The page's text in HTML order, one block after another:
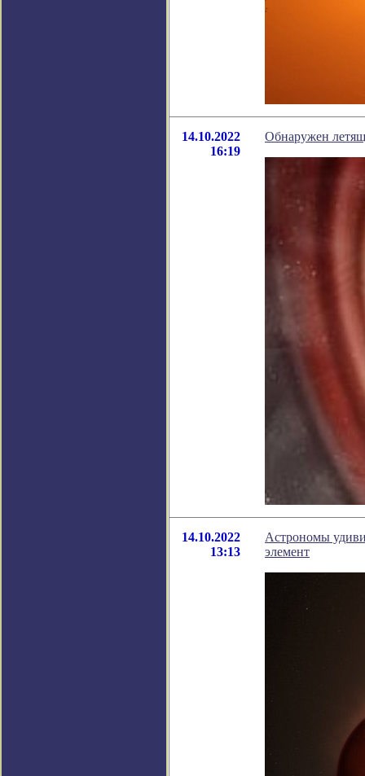
14.10.2022
16:19
Обнаружен
14.10.2022
13:13
Астрономы
элемент